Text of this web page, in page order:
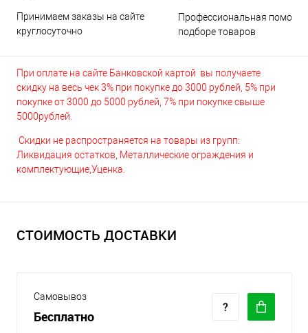
Принимаем заказы на сайте
круглосуточно
Профессиональная помощь
подборе товаров
При оплате на сайте Банковской картой вы получаете
скидку на весь чек 3% при покупке до 3000 рублей, 5% при
покупке от 3000 до 5000 рублей, 7% при покупке свыше
5000рублей.
Скидки не распространяется на товары из групп:
Ликвидация остатков, Металлические ограждения и
комплектующие,Уценка.
СТОИМОСТЬ ДОСТАВКИ
Самовывоз
Бесплатно